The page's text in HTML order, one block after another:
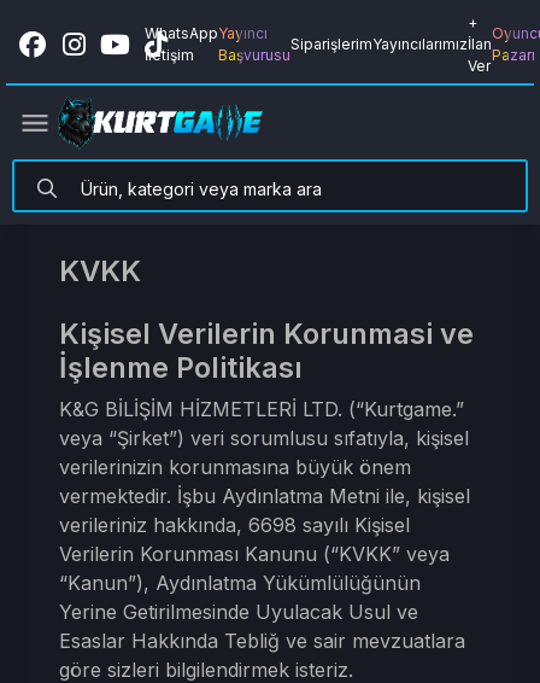
WhatsApp
İletişim
Yayıncı
Başvurusu
SiparişlerimYayıncılarımız
+
İlan
Ver
Pazarı
KVKK
Kişisel Verilerin Korunmasi ve
İşlenme Politikası
K&G BİLİŞİM HİZMETLERİ LTD. (“Kurtgame.”
veya “Şirket”) veri sorumlusu sıfatıyla, kişisel
verilerinizin korunmasına büyük önem
vermektedir. İşbu Aydınlatma Metni ile, kişisel
verileriniz hakkında, 6698 sayılı Kişisel
Verilerin Korunması Kanunu (“KVKK” veya
“Kanun”), Aydınlatma Yükümlülüğünün
Yerine Getirilmesinde Uyulacak Usul ve
Esaslar Hakkında Tebliğ ve sair mevzuatlara
göre sizleri bilgilendirmek isteriz.